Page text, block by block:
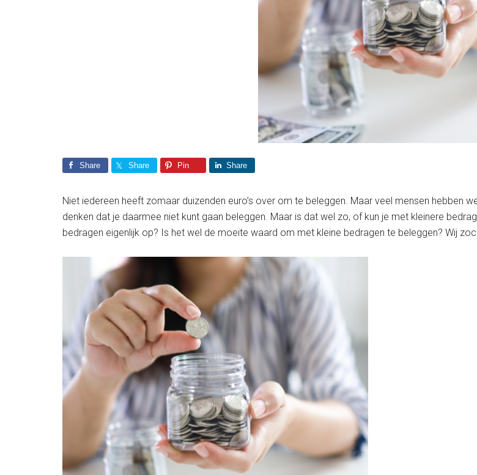
Share Share Pin Share
Niet iedereen heeft zomaar duizenden euro’s over om te beleggen. Maar veel mensen hebben
denken dat je daarmee niet kunt gaan beleggen. Maar is dat wel zo, of kun je met kleinere
bedragen eigenlijk op? Is het wel de moeite waard om met kleine bedragen te beleggen? Wij